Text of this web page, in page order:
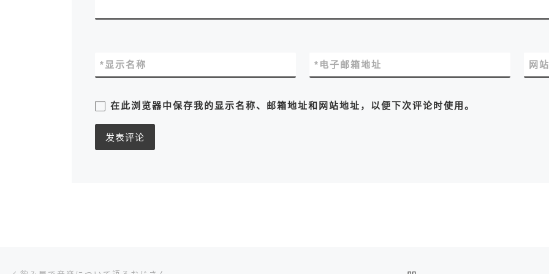
显示名称
* 电子邮箱地址
* 网
在此浏览器中保存我的显示名称、邮箱地址和网站地址，以便下次评论时使用。
文章导航